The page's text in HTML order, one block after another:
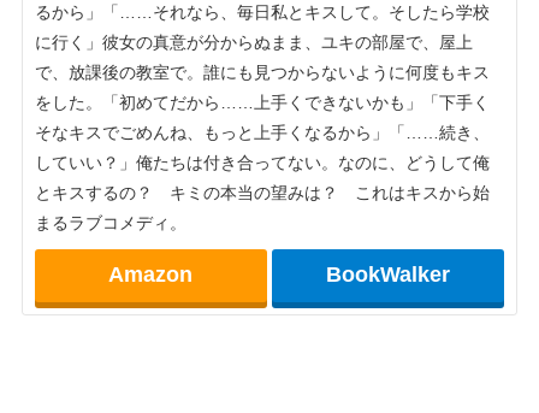
るから」「……それなら、毎日私とキスして。そしたら学校
に行く」彼女の真意が分からぬまま、ユキの部屋で、屋上
で、放課後の教室で。誰にも見つからないように何度もキス
をした。「初めてだから……上手くできないかも」「下手く
そなキスでごめんね、もっと上手くなるから」「……続き、
していい？」俺たちは付き合ってない。なのに、どうして俺
とキスするの？ キミの本当の望みは？ これはキスから始
まるラブコメディ。
Amazon BookWalker